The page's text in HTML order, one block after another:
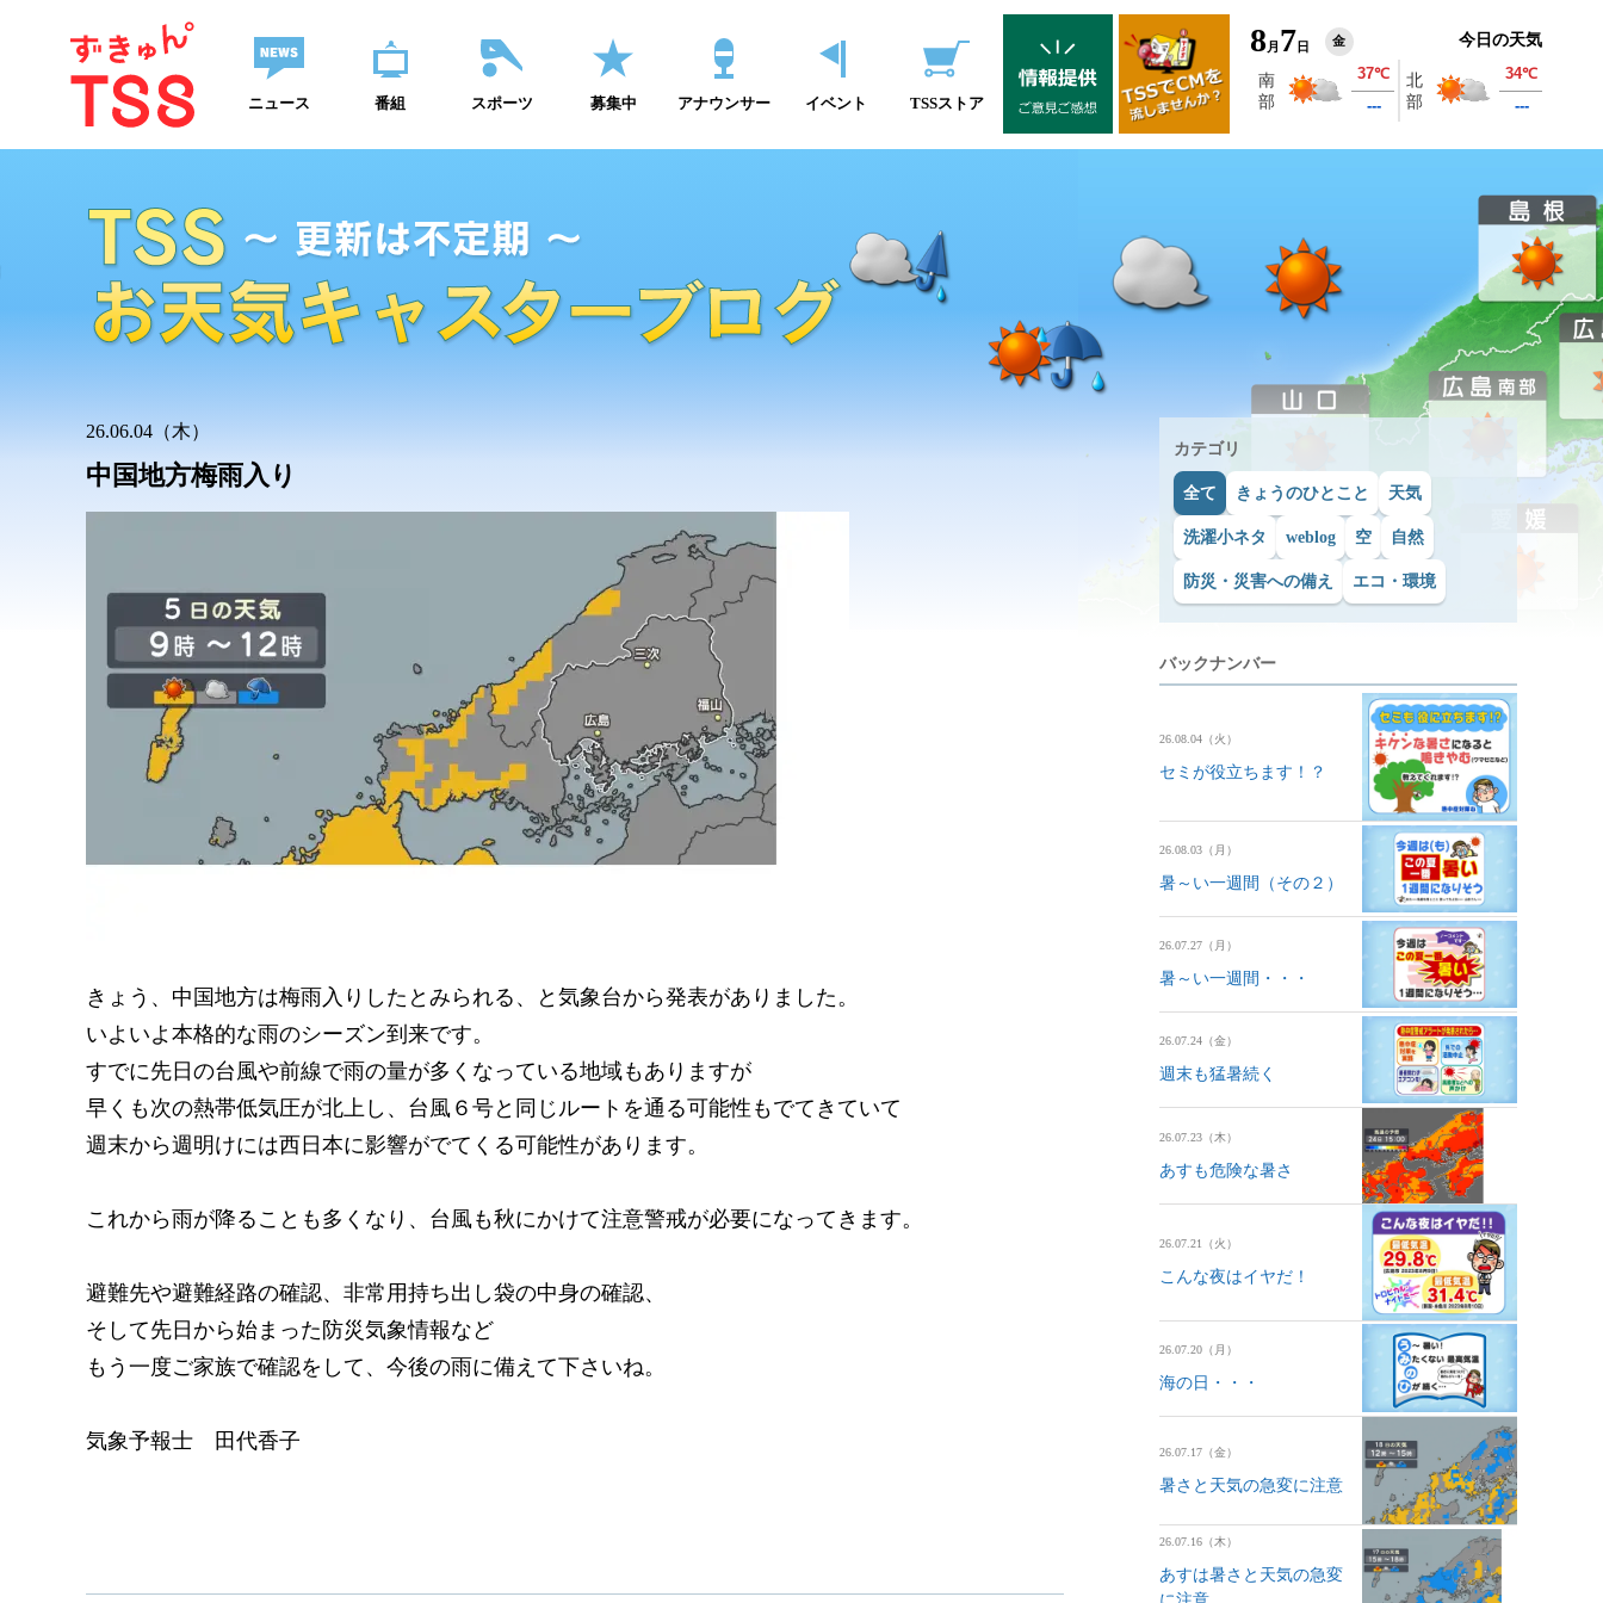
ニュース 番組 スポーツ 募集中 アナウンサー イベント TSSストア
8 月 7 日 金 今日の天気
26.06.04（木）
中国地方梅雨入り
きょう、中国地方は梅雨入りしたとみられる、と気象台から発表がありました。
いよいよ本格的な雨のシーズン到来です。
すでに先日の台風や前線で雨の量が多くなっている地域もありますが
早くも次の熱帯低気圧が北上し、台風６号と同じルートを通る可能性もでてきていて
週末から週明けには西日本に影響がでてくる可能性があります。
これから雨が降ることも多くなり、台風も秋にかけて注意警戒が必要になってきます。
避難先や避難経路の確認、非常用持ち出し袋の中身の確認、
そして先日から始まった防災気象情報など
もう一度ご家族で確認をして、今後の雨に備えて下さいね。
気象予報士 田代香子
カテゴリ
全て きょうのひとこと 天気
洗濯小ネタ weblog 空 自然
防災・災害への備え エコ・環境
バックナンバー
26.08.04（火）
セミが役立ちます！？
26.08.03（月）
暑～い一週間（その２）
26.07.27（月）
暑～い一週間・・・
26.07.24（金）
週末も猛暑続く
26.07.23（木）
あすも危険な暑さ
26.07.21（火）
こんな夜はイヤだ！
26.07.20（月）
海の日・・・
26.07.17（金）
暑さと天気の急変に注意
26.07.16（木）
あすは暑さと天気の急変